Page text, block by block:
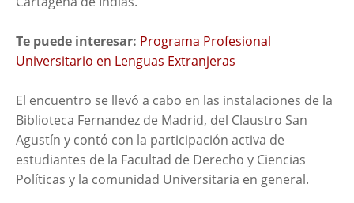
Te puede interesar: Programa Profesional
Universitario en Lenguas Extranjeras
El encuentro se llevó a cabo en las instalaciones de la
Biblioteca Fernandez de Madrid, del Claustro San
Agustín y contó con la participación activa de
estudiantes de la Facultad de Derecho y Ciencias
Políticas y la comunidad Universitaria en general.